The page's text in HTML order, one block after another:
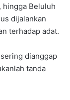
hingga Beluluh
dijalankan
terhadap adat.
dianggap
tanda